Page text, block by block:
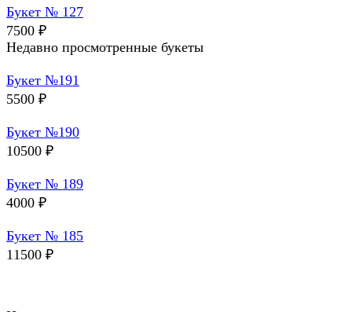
составляла
Букет № 127
7500 ₽
Недавно просмотренные букеты
Букет №191
5500 ₽
Букет №190
10500 ₽
Букет № 189
4000 ₽
Букет № 185
11500 ₽